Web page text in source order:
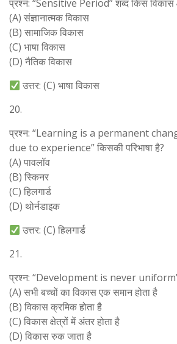
प्रश्न: “Sensitive Period” शब्द किस विकास
(A) संज्ञानात्मक विकास
(B) सामाजिक विकास
(C) भाषा विकास
(D) नैतिक विकास
उत्तर: (C) भाषा विकास
20.
प्रश्न: “Learning is a permanent
due to experience” किसकी परिभाषा है?
(A) पावलॉव
(B) स्किनर
(C) हिलगार्ड
(D) थोर्नडाइक
उत्तर: (C) हिलगार्ड
21.
प्रश्न: “Development is never uniform”
(A) सभी बच्चों का विकास एक समान होता है
(B) विकास क्रमिक होता है
(C) विकास क्षेत्रों में अंतर होता है
(D) विकास रुक जाता है